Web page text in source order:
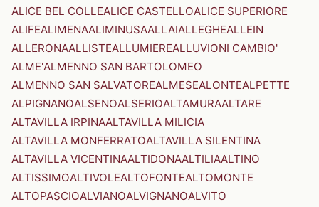
ALICE BEL COLLEALICE CASTELLOALICE SUPERIORE
ALIFEALIMENAALIMINUSAALLAIALLEGHEALLEIN
ALLERONAALLISTEALLUMIEREALLUVIONI CAMBIO'
ALME'ALMENNO SAN BARTOLOMEO
ALMENNO SAN SALVATOREALMESEALONTEALPETTE
ALPIGNANOALSENOALSERIOALTAMURAALTARE
ALTAVILLA IRPINAALTAVILLA MILICIA
ALTAVILLA MONFERRATOALTAVILLA SILENTINA
ALTAVILLA VICENTINAALTIDONAALTILIAALTINO
ALTISSIMOALTIVOLEALTOFONTEALTOMONTE
ALTOPASCIOALVIANOALVIGNANOALVITO